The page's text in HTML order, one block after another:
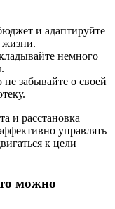
и адаптируйте
жизни.
немного
забывайте о своей
и расстановка
управлять
к цели
можно